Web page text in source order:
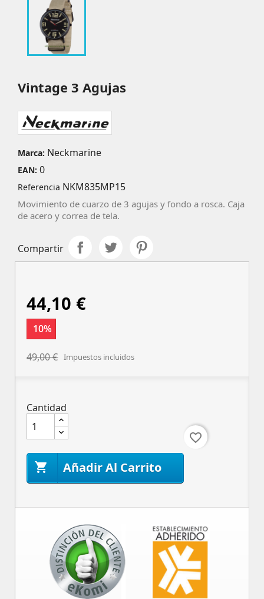
Vintage 3 Agujas
Marca: Neckmarine
EAN: 0
Referencia NKM835MP15
Movimiento de cuarzo de 3 agujas y fondo a rosca. Caja
de acero y correa de tela.
Compartir
44,10 €
10%
49,00 € Impuestos incluidos
Cantidad
 Añadir Al Carrito
favorite_border